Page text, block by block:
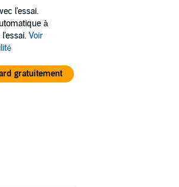
l'essai.
à
Voir
gratuitement